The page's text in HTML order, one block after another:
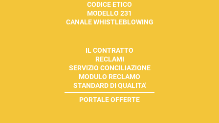
CODICE ETICO
MODELLO 231
CANALE WHISTLEBLOWING
IL CONTRATTO
RECLAMI
SERVIZIO CONCILIAZIONE
MODULO RECLAMO
STANDARD DI QUALITA'
PORTALE OFFERTE